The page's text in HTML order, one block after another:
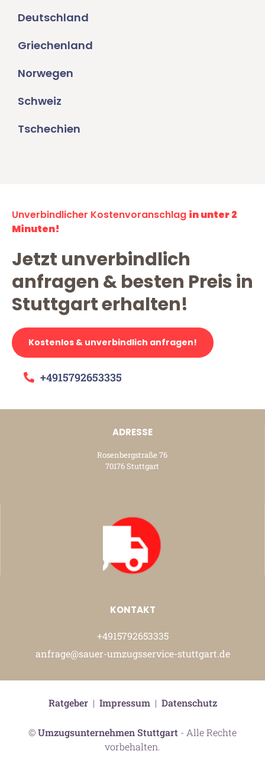
Deutschland
Griechenland
Norwegen
Schweiz
Tschechien
Unverbindlicher Kostenvoranschlag in unter 2
Minuten!
Jetzt unverbindlich
anfragen & besten Preis in
Stuttgart erhalten!
Kostenlos & unverbindlich anfragen!
+4915792653335
ADRESSE
Rosenbergstraße 76
70176 Stuttgart
KONTAKT
+4915792653335
anfrage@sauer-umzugsservice-stuttgart.de
©Umzugsunternehmen Stuttgart - Alle Rechte
vorbehalten.
Ratgeber| Impressum| Datenschutz